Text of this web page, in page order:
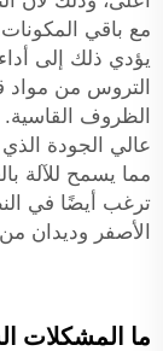
مع باقي
يؤدي ذلك إلى
التروس من مواد
الظروف
عالي الجودة الذي
مما يسمح للآلة
ترغب أيضًا في
الأصفر وديدان
ما المشكلات